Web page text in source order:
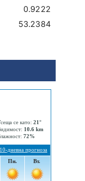
0.9222
53.2384